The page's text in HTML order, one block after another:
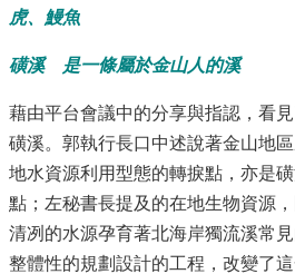
虎、鰻魚
磺溪 是一條屬於金山人的溪
藉由平台會議中的分享與指認，看
磺溪。郭執行長口中述說著金山地
地水資源利用型態的轉捩點，亦是
點；左秘書長提及的在地生物資源
清冽的水源孕育著北海岸獨流溪常
整體性的規劃設計的工程，改變了這